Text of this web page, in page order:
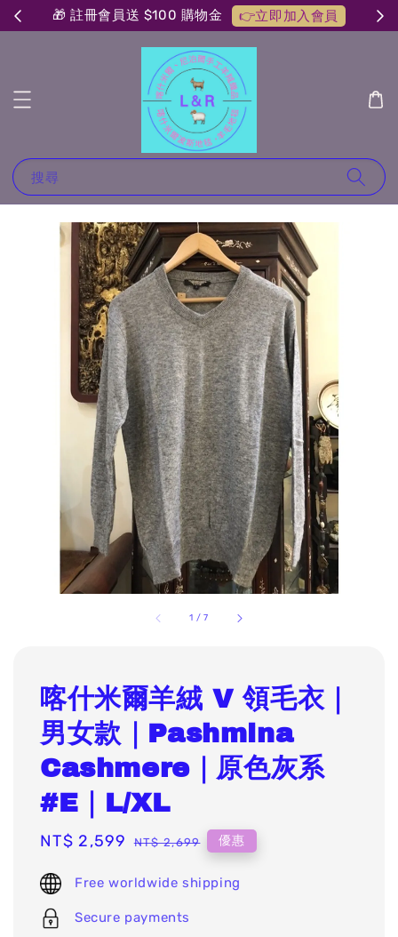
🎁 註冊會員送 $100 購物金 👉立即加入會員
搜尋
1 /7
喀什米爾羊絨 V 領毛衣｜
男女款｜Pashmina
Cashmere｜原色灰系
#E｜L/XL
Sale
NT$ 2,599 Regular
NT$ 2,699 優惠
Free worldwide shipping
Secure payments